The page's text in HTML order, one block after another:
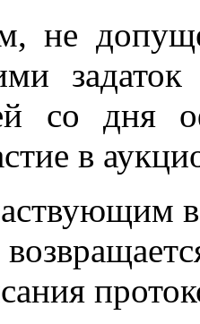
не
задаток
со дня
в